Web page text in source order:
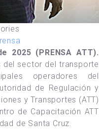
2025 (PRENSA ATT).
del sector del transporte
operadores del
de Regulación y
y Transportes (ATT)
de Capacitación ATT
de Santa Cruz.